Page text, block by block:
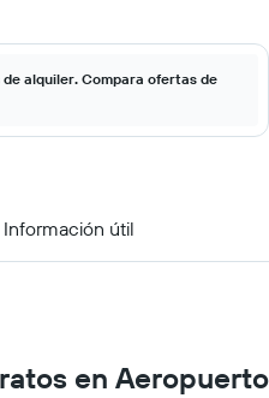
alquiler. Compara ofertas de
Información útil
en Aeropuerto